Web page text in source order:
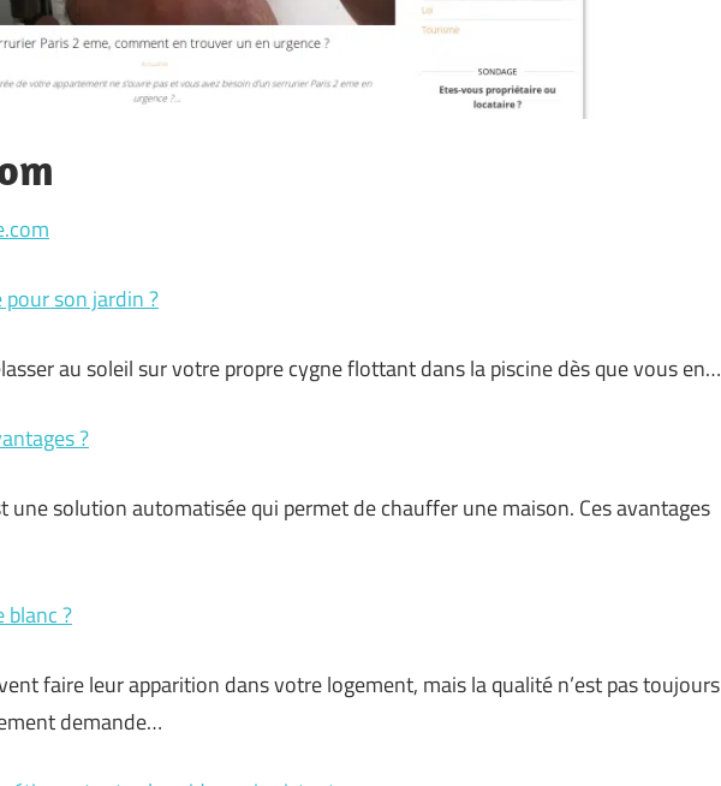
son jardin ?
au soleil sur votre propre cygne flottant dans la piscine dès que vous en…
?
une solution automatisée qui permet de chauffer une maison. Ces avantages
?
faire leur apparition dans votre logement, mais la qualité n’est pas toujours
demande…